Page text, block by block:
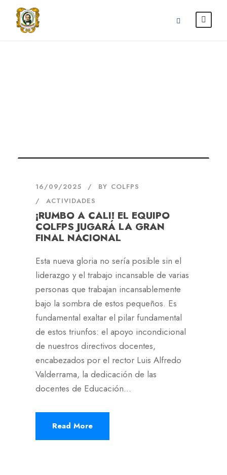
16/09/2025 BY COLFPS
ACTIVIDADES
¡RUMBO A CALI! EL EQUIPO
COLFPS JUGARÁ LA GRAN
FINAL NACIONAL
Esta nueva gloria no sería posible sin el
liderazgo y el trabajo incansable de varias
personas que trabajan incansablemente
bajo la sombra de estos pequeños. Es
fundamental exaltar el pilar fundamental
de estos triunfos: el apoyo incondicional
de nuestros directivos docentes,
encabezados por el rector Luis Alfredo
Valderrama, la dedicación de las
docentes de Educación...
Read More